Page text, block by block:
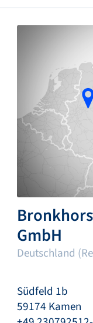
GmbH
Deutschland
Südfeld 1b
59174 Kamen